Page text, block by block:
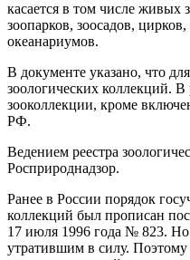
касается в том числе живых
зоопарков, зоосадов,
океанариумов.
В документе указано, что
зоологических коллекций. В
зооколлекции, кроме
РФ.
Ведением реестра
Росприроднадзор.
Ранее в России порядок
коллекций был прописан
17 июля 1996 года № 823. Но
утратившим в силу. Поэтому